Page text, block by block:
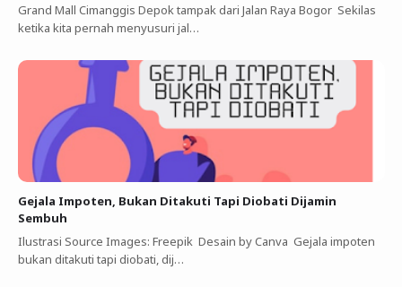
Grand Mall Cimanggis Depok tampak dari Jalan Raya Bogor Sekilas
ketika kita pernah menyusuri jal…
Gejala Impoten, Bukan Ditakuti Tapi Diobati Dijamin
Sembuh
Ilustrasi Source Images: Freepik Desain by Canva Gejala impoten
bukan ditakuti tapi diobati, dij…